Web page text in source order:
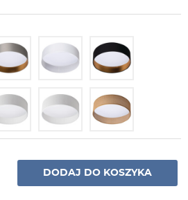
DODAJ DO KOSZYKA